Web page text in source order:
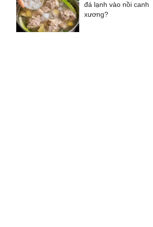
đá lạnh vào nồi canh
xương?